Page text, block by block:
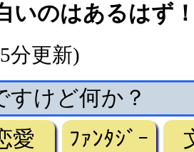
いのはあるはず
分更新)
すけど何か？
愛 ﾌｧﾝﾀｼﾞｰ